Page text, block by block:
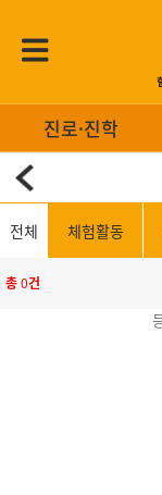
진로·진학
전체 체험활동
총0건